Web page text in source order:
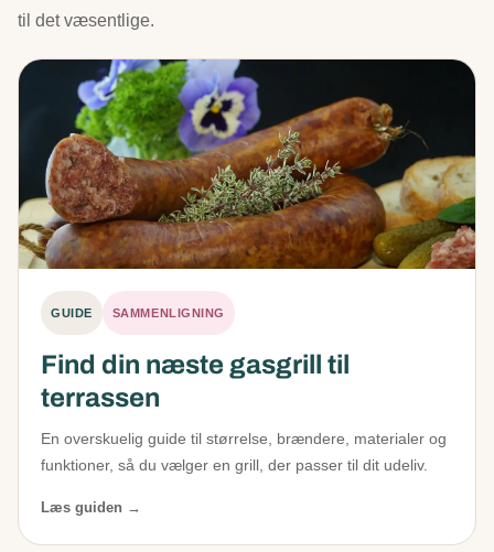
til det væsentlige.
GUIDE SAMMENLIGNING
Find din næste gasgrill til
terrassen
En overskuelig guide til størrelse, brændere, materialer og
funktioner, så du vælger en grill, der passer til dit udeliv.
Læs guiden →